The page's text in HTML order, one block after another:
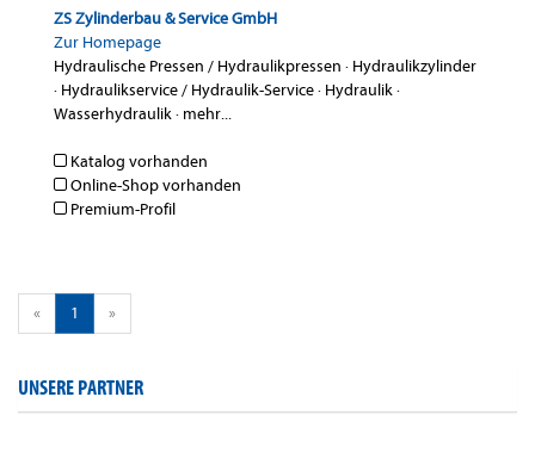
ZS Zylinderbau & Service GmbH
Zur Homepage
Hydraulische Pressen / Hydraulikpressen · Hydraulikzylinder
· Hydraulikservice / Hydraulik-Service· Hydraulik·
Wasserhydraulik· mehr...
Katalog vorhanden
Online-Shop vorhanden
Premium-Profil
« 1 »
UNSERE PARTNER